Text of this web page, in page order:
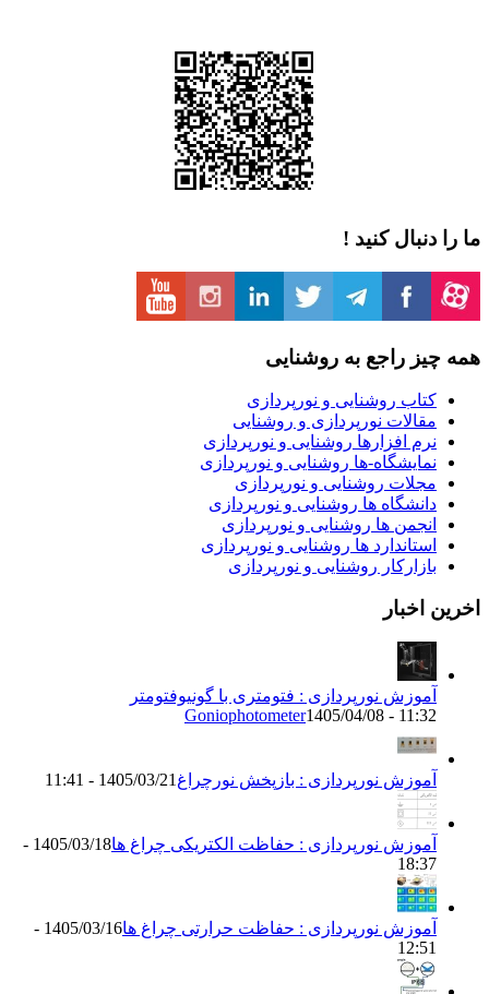
ما را دنبال کنید !
همه چیز راجع به روشنایی
کتاب روشنایی و نورپردازی
مقالات نورپردازی و روشنایی
نرم افزارها روشنایی و نورپردازی
نمایشگاه-ها روشنایی و نورپردازی
مجلات روشنایی و نورپردازی
دانشگاه ها روشنایی و نورپردازی
انجمن ها روشنایی و نورپردازی
استاندارد ها روشنایی و نورپردازی
بازارکار روشنایی و نورپردازی
اخرین اخبار
آموزش نورپردازی : فتومتری با گونیوفتومتر
Goniophotometer1405/04/08 - 11:32
آموزش نورپردازی : بازپخش نورچراغ 1405/03/21 - 11:41
آموزش نورپردازی : حفاظت الکتریکی چراغ ها
1405/03/18 -
18:37
آموزش نورپردازی : حفاظت حرارتی چراغ ها
1405/03/16 -
12:51